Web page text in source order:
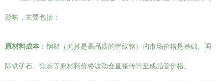
影响，主要包括：
原材料成本 ：钢材（尤其是高品质的管线钢）的市场价格是基础。国
际铁矿石、焦炭等原材料价格波动会直接传导至成品管价格。